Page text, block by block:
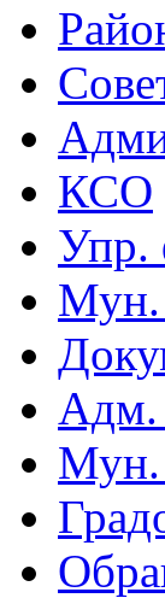
КСО
Упр.
Мун.
Адм.
Мун.